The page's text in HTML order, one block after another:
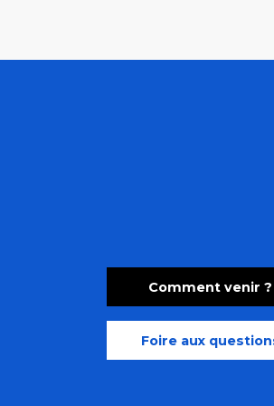
Comment venir ?
Foire aux